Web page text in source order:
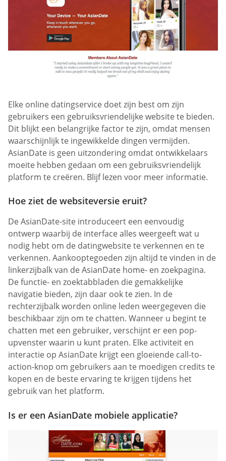
Elke online datingservice doet zijn best om zijn
gebruikers een gebruiksvriendelijke website te bieden.
Dit blijkt een belangrijke factor te zijn, omdat mensen
waarschijnlijk te ingewikkelde dingen vermijden.
AsianDate is geen uitzondering omdat ontwikkelaars
moeite hebben gedaan om een gebruiksvriendelijk
platform te creëren. Blijf lezen voor meer informatie.
Hoe ziet de websiteversie eruit?
De AsianDate-site introduceert een eenvoudig
ontwerp waarbij de interface alles weergeeft wat u
nodig hebt om de datingwebsite te verkennen en te
verkennen. Aankooptegoeden zijn altijd te vinden in de
linkerzijbalk van de AsianDate home- en zoekpagina.
De functie- en zoektabbladen die gemakkelijke
navigatie bieden, zijn daar ook te zien. In de
rechterzijbalk worden online leden weergegeven die
beschikbaar zijn om te chatten. Wanneer u begint te
chatten met een gebruiker, verschijnt er een pop-
upvenster waarin u kunt praten. Elke activiteit en
interactie op AsianDate krijgt een gloeiende call-to-
action-knop om gebruikers aan te moedigen credits te
kopen en de beste ervaring te krijgen tijdens het
gebruik van het platform.
Is er een AsianDate mobiele applicatie?